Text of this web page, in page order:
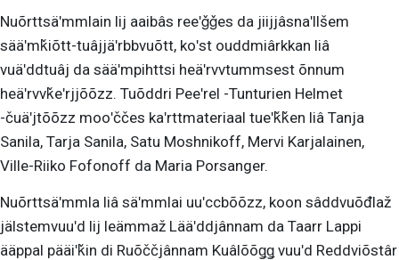
Nuõrttsäʹmmlain lij aaibâs reeʹǧǧes da jiijjâsnaʹllšem
sääʹmǩiõtt-tuâjjäʹrbbvuõtt, koʹst ouddmiârkkan liâ
vuäʹddtuâj da sääʹmpihttsi heäʹrvvtummsest õnnum
heäʹrvvǩeʹrjjõõzz. Tuõddri Peeʹrel -Tunturien Helmet
-čuäʹjtõõzz mooʹččes kaʹrttmateriaal tueʹǩǩen liâ Tanja
Sanila, Tarja Sanila, Satu Moshnikoff, Mervi Karjalainen,
Ville-Riiko Fofonoff da Maria Porsanger.
Nuõrttsäʹmmla liâ säʹmmlai uuʹccbõõzz, koon sâddvuõđlaž
jälstemvuuʹd lij leämmaž Lääʹddjânnam da Taarr Lappi
ääppal pääiʹǩin di Ruõččjânnam Kuâlõõǥǥ vuuʹd Reddviõstâr